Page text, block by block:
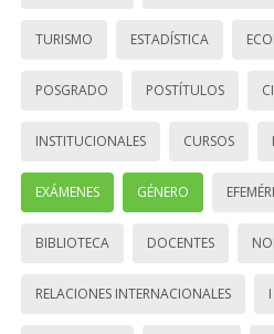
TURISMO ESTADÍSTICA
POSGRADO POSTÍTULOS
INSTITUCIONALES CURSOS
EXÁMENES GÉNERO
BIBLIOTECA DOCENTES
RELACIONES INTERNACIONALES